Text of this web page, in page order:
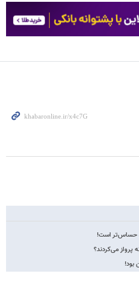
حساس‌تر است!
پرواز می‌کردند؟
بود!